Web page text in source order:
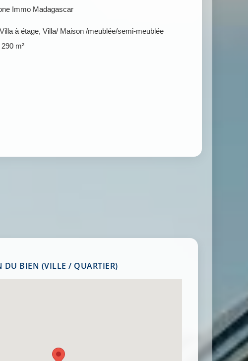
Immo Madagascar
à étage, Villa/ Maison /meublée/semi-meublée
m²
DU BIEN (VILLE / QUARTIER)